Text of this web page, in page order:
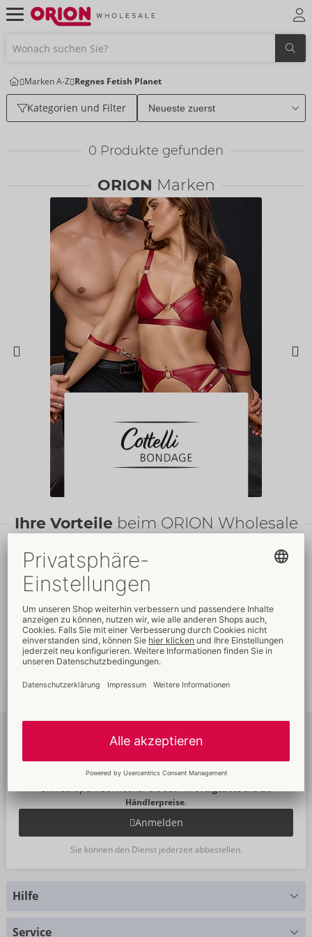
Marken A-Z Regnes Fetish Planet
Kategorien und Filter
0 Produkte gefunden
ORION Marken
Ihre Vorteilebeim ORION Wholesale
FairePreise
Verkaufsfördernde
Verpackungen
Kundenservice
Schnelleweltweite
Lieferung
NeueTrends
abonnieren
Um unseren Newsletter zu abonnieren, melden Sie sich bitte im
Onlineshop an. Dann sehen Sie auch IhreAngeboteund die
Händlerpreise.
Anmelden
Sie können den Dienst jederzeit abbestellen.
Hilfe
Service